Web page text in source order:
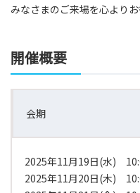
みなさまのご来場を心よりお
開催概要
会期
2025年11月19日(水)
2025年11月20日(木)